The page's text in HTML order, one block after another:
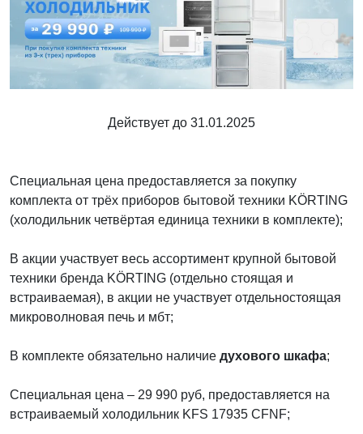
Действует до 31.01.2025
Специальная цена предоставляется за покупку
комплекта от трёх приборов бытовой техники KÖRTING
(холодильник четвёртая единица техники в комплекте);
В акции участвует весь ассортимент крупной бытовой
техники бренда KÖRTING (отдельно стоящая и
встраиваемая), в акции не участвует отдельностоящая
микроволновая печь и мбт;
В комплекте обязательно наличие духового шкафа;
Специальная цена – 29 990 руб, предоставляется на
встраиваемый холодильник KFS 17935 CFNF;